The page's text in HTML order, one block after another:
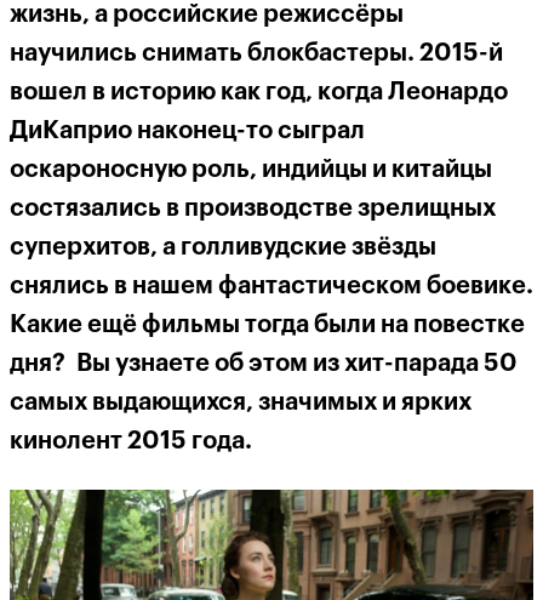
жизнь, а российские режиссёры
научились снимать блокбастеры. 2015-й
вошел в историю как год, когда Леонардо
ДиКаприо наконец-то сыграл
оскароносную роль, индийцы и китайцы
состязались в производстве зрелищных
суперхитов, а голливудские звёзды
снялись в нашем фантастическом боевике.
Какие ещё фильмы тогда были на повестке
дня? Вы узнаете об этом из хит-парада 50
самых выдающихся, значимых и ярких
кинолент 2015 года.